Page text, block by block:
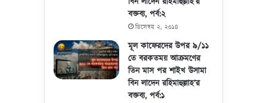
বক্তব্য, পর্ব:২
ডিসেম্বর ২, ২০১৪
মূল কাফেরদের উপর ৯/১১
তে বরকতময় আক্রমণের
তিন মাস পর শাইখ উসামা
বিন লাদেন রহিমাহুল্লাহ’র
বক্তব্য, পর্ব:১